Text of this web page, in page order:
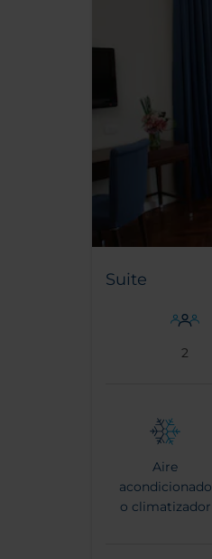
Suite
2
Aire
acondicionado
o climatizador